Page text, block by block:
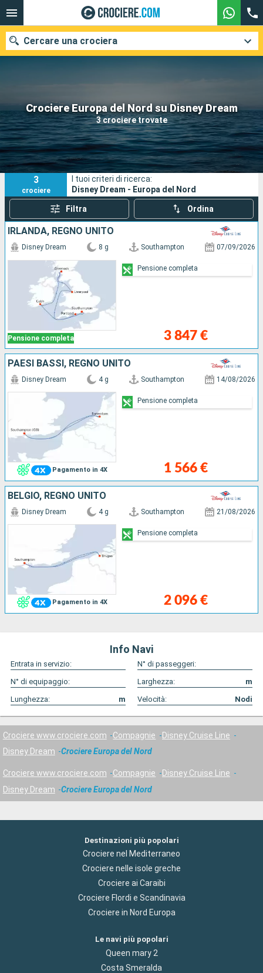
Crociere Europa del Nord su Disney Dream
3 crociere trovate
Cercare una crociera
Le nostre destinazioni
Mesi di partenza
Porti Compagnie
Ricerca
3
crociere
I tuoi criteri di ricerca:
Disney Dream - Europa del Nord
Filtra Ordina
IRLANDA, REGNO UNITO
Pensione completa
Disney Dream 8 g Southampton 07/09/2026
3 847 €
Pensione completa
PAESI BASSI, REGNO UNITO
Pagamento in 4X
Disney Dream 4 g Southampton 14/08/2026
1 566 €
Pensione completa
BELGIO, REGNO UNITO
Pagamento in 4X
Disney Dream 4 g Southampton 21/08/2026
2 096 €
Pensione completa
Info Navi
Entrata in servizio:
N° di passeggeri:
N° di equipaggio:
Larghezza:
m
Lunghezza:
m Velocità: Nodi
Crociere www.crociere.com Compagnie
Disney Cruise Line
Disney Dream
Crociere Europa del Nord
Crociere www.crociere.com Compagnie
Disney Cruise Line
Disney Dream
Crociere Europa del Nord
Destinazioni più popolari
Crociere nel Mediterraneo
Crociere nelle isole greche
Crociere ai Caraibi
Crociere Flordi e Scandinavia
Crociere in Nord Europa
Le navi più popolari
Queen mary 2
Costa Smeralda